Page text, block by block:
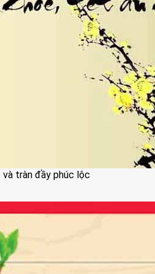
tràn đầy phúc lộc